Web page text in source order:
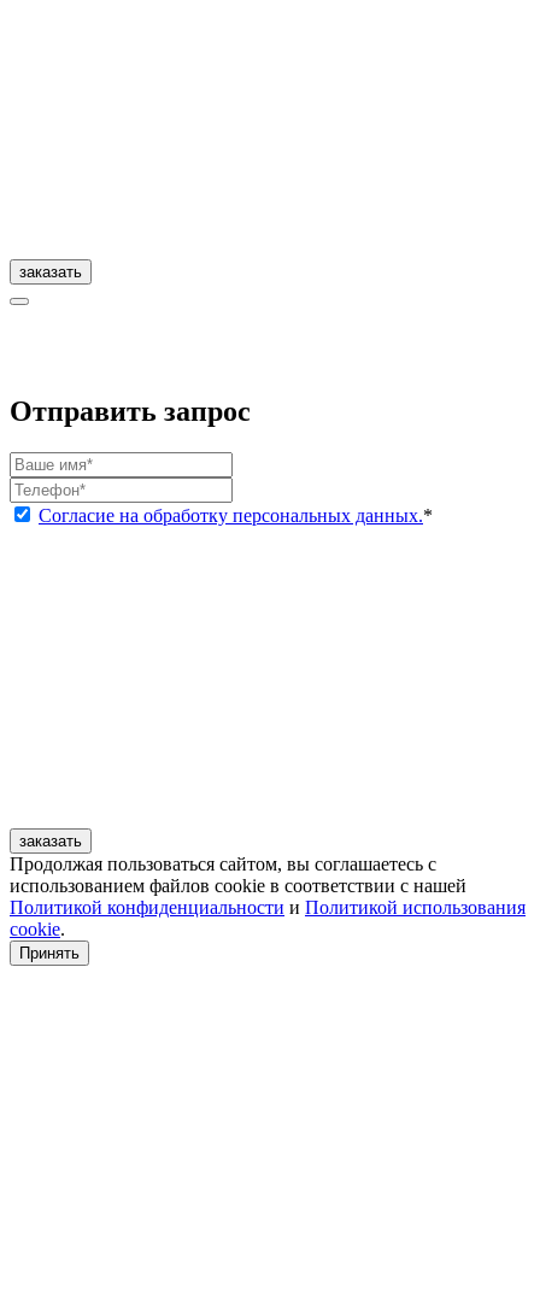
заказать
Отправить запрос
Согласие на обработку персональных данных.*
заказать
Продолжая пользоваться сайтом, вы соглашаетесь с
использованием файлов cookie в соответствии с нашей
Политикой конфиденциальности и Политикой использования
cookie.
Принять